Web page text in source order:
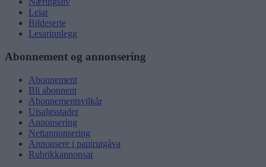
Leiar
Bildeserie
Lesarinnlegg
Abonnement og annonsering
Abonnement
Bli abonnent
Abonnementsvilkår
Utsalgsstader
Annonsering
Nettannonsering
Annonsere i papirutgåva
Rubrikkannonsar